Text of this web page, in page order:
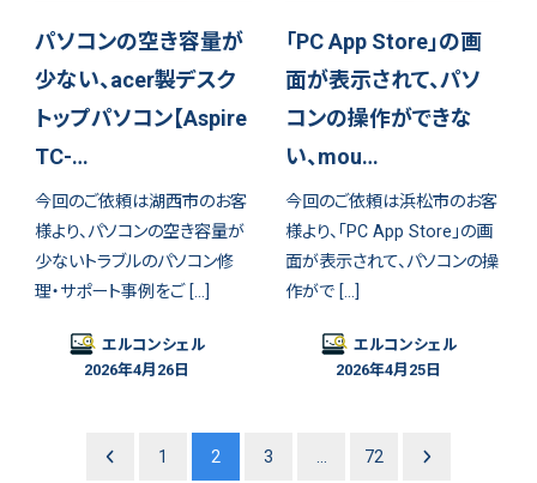
パソコンの空き容量が
少ない、acer製デスク
トップパソコン【Aspire
TC-…
今回のご依頼は湖西市のお客
様より、パソコンの空き容量が
少ないトラブルのパソコン修
理・サポート事例をご […]
エルコンシェル
2026年4月26日
「PC App Store」の画
面が表示されて、パソ
コンの操作ができな
い、mou…
今回のご依頼は浜松市のお客
様より、「PC App Store」の画
面が表示されて、パソコンの操
作がで […]
エルコンシェル
2026年4月25日
1 2 3 72